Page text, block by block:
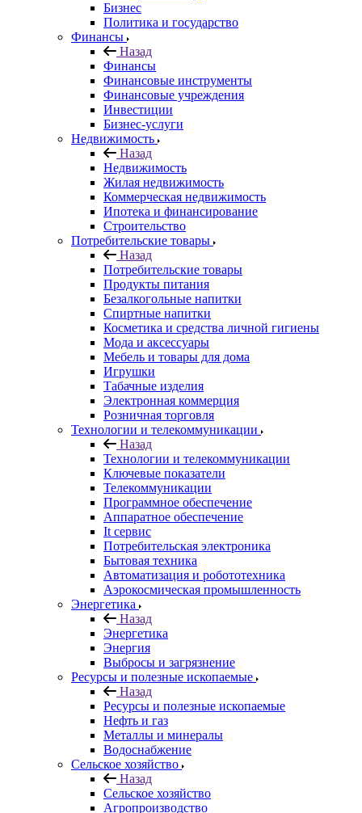
Бизнес
Политика и государство
Финансы
Назад
Финансы
Финансовые инструменты
Финансовые учреждения
Инвестиции
Бизнес-услуги
Недвижимость
Назад
Недвижимость
Жилая недвижимость
Коммерческая недвижимость
Ипотека и финансирование
Строительство
Потребительские товары
Назад
Потребительские товары
Продукты питания
Безалкогольные напитки
Спиртные напитки
Косметика и средства личной гигиены
Мода и аксессуары
Мебель и товары для дома
Игрушки
Табачные изделия
Электронная коммерция
Розничная торговля
Технологии и телекоммуникации
Назад
Технологии и телекоммуникации
Ключевые показатели
Телекоммуникации
Программное обеспечение
Аппаратное обеспечение
It сервис
Потребительская электроника
Бытовая техника
Автоматизация и робототехника
Аэрокосмическая промышленность
Энергетика
Назад
Энергетика
Энергия
Выбросы и загрязнение
Ресурсы и полезные ископаемые
Назад
Ресурсы и полезные ископаемые
Нефть и газ
Металлы и минералы
Водоснабжение
Сельское хозяйство
Назад
Сельское хозяйство
Агропроизводство